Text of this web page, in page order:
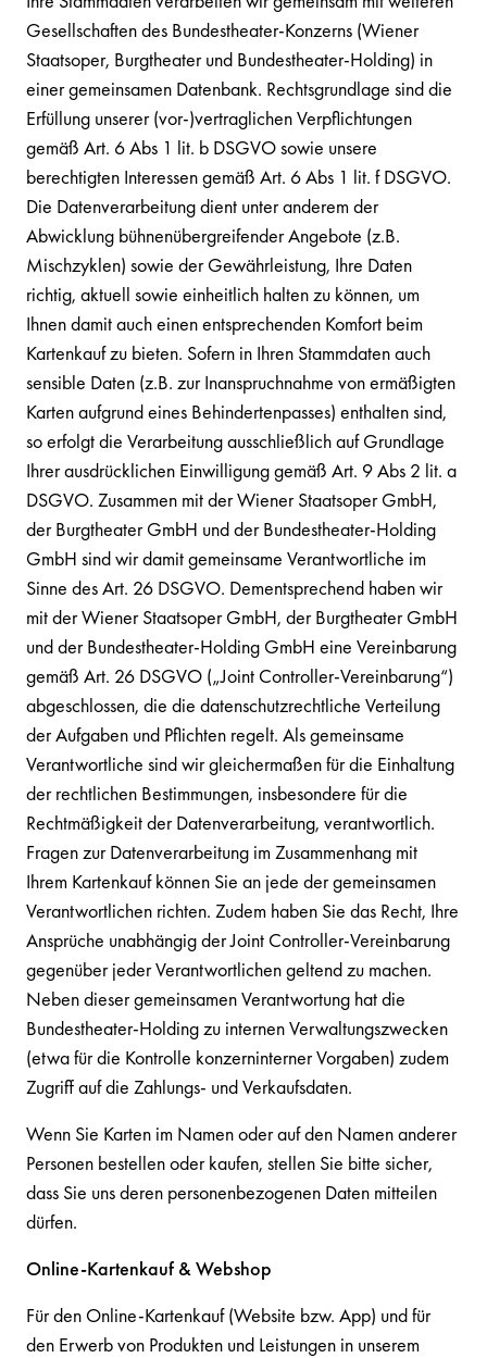
Gesellschaften des Bundestheater-Konzerns (Wiener
Staatsoper, Burgtheater und Bundestheater-Holding) in
einer gemeinsamen Datenbank. Rechtsgrundlage sind die
Erfüllung unserer (vor-)vertraglichen Verpflichtungen
gemäß Art. 6 Abs 1 lit. b DSGVO sowie unsere
berechtigten Interessen gemäß Art. 6 Abs 1 lit. f DSGVO.
Die Datenverarbeitung dient unter anderem der
Abwicklung bühnenübergreifender Angebote (z.B.
Mischzyklen) sowie der Gewährleistung, Ihre Daten
richtig, aktuell sowie einheitlich halten zu können, um
Ihnen damit auch einen entsprechenden Komfort beim
Kartenkauf zu bieten. Sofern in Ihren Stammdaten auch
sensible Daten (z.B. zur Inanspruchnahme von ermäßigten
Karten aufgrund eines Behindertenpasses) enthalten sind,
so erfolgt die Verarbeitung ausschließlich auf Grundlage
Ihrer ausdrücklichen Einwilligung gemäß Art. 9 Abs 2 lit. a
DSGVO. Zusammen mit der Wiener Staatsoper GmbH,
der Burgtheater GmbH und der Bundestheater-Holding
GmbH sind wir damit gemeinsame Verantwortliche im
Sinne des Art. 26 DSGVO. Dementsprechend haben wir
mit der Wiener Staatsoper GmbH, der Burgtheater GmbH
und der Bundestheater-Holding GmbH eine Vereinbarung
gemäß Art. 26 DSGVO („Joint Controller-Vereinbarung“)
abgeschlossen, die die datenschutzrechtliche Verteilung
der Aufgaben und Pflichten regelt. Als gemeinsame
Verantwortliche sind wir gleichermaßen für die Einhaltung
der rechtlichen Bestimmungen, insbesondere für die
Rechtmäßigkeit der Datenverarbeitung, verantwortlich.
Fragen zur Datenverarbeitung im Zusammenhang mit
Ihrem Kartenkauf können Sie an jede der gemeinsamen
Verantwortlichen richten. Zudem haben Sie das Recht, Ihre
Ansprüche unabhängig der Joint Controller-Vereinbarung
gegenüber jeder Verantwortlichen geltend zu machen.
Neben dieser gemeinsamen Verantwortung hat die
Bundestheater-Holding zu internen Verwaltungszwecken
(etwa für die Kontrolle konzerninterner Vorgaben) zudem
Zugriff auf die Zahlungs- und Verkaufsdaten.
Wenn Sie Karten im Namen oder auf den Namen anderer
Personen bestellen oder kaufen, stellen Sie bitte sicher,
dass Sie uns deren personenbezogenen Daten mitteilen
dürfen.
Online-Kartenkauf & Webshop
Für den Online-Kartenkauf (Website bzw. App) und für
den Erwerb von Produkten und Leistungen in unserem